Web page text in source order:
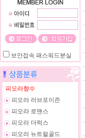
보안접속 패스워드분실
피오라향수
피오라 러브포이즌
피오라 로맨스
피오라 더럭스
피오라 뉴트럴골드